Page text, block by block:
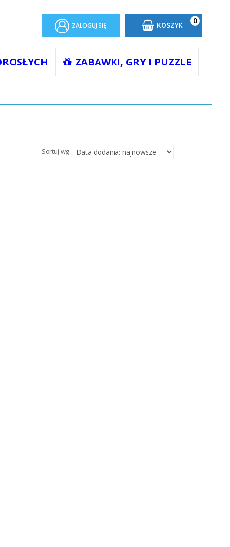
ZALOGUJ SIĘ KOSZYK 0
ZABAWKI, GRY I PUZZLE
Sortuj wg